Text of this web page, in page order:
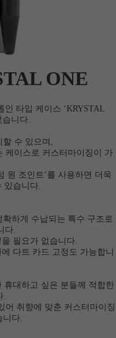
ONE
타입 케이스 ‘KRYSTAL
습니다.
할 수 있으며,
케이스로 커스터마이징이 가
원 조인트’를 사용하면 더욱
있습니다.
하게 수납되는 특수 구조로
다.
필요가 없습니다.
다트 카드 고정도 가능합니
휴대하고 싶은 분들께 적합한
.
어 취향에 맞춘 커스터마이징
니다.